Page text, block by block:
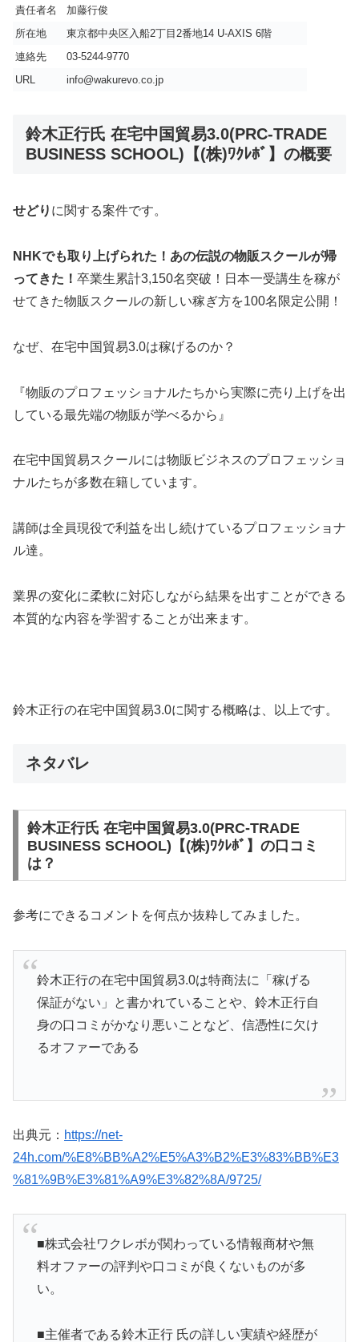
責任者名
加藤行俊
所在地
東京都中央区入船2丁目2番地14 U-AXIS 6階
連絡先
03-5244-9770
URL
info@wakurevo.co.jp
鈴木正行氏 在宅中国貿易3.0(PRC-TRADE
BUSINESS SCHOOL)【(株)ﾜｸﾚﾎﾞ】の概要
せどり に関する案件です。
NHKでも取り上げられた！あの伝説の物販スクールが帰
ってきた！ 卒業生累計3,150名突破！日本一受講生を稼が
せてきた物販スクールの新しい稼ぎ方を100名限定公開！
なぜ、在宅中国貿易3.0は稼げるのか？
『物販のプロフェッショナルたちから実際に売り上げを出
している最先端の物販が学べるから』
在宅中国貿易スクールには物販ビジネスのプロフェッショ
ナルたちが多数在籍しています。
講師は全員現役で利益を出し続けているプロフェッショナ
ル達。
業界の変化に柔軟に対応しながら結果を出すことができる
本質的な内容を学習することが出来ます。
鈴木正行の在宅中国貿易3.0に関する概略は、以上です。
ネタバレ
鈴木正行氏 在宅中国貿易3.0(PRC-TRADE
BUSINESS SCHOOL)【(株)ﾜｸﾚﾎﾞ】の口コミ
は？
参考にできるコメントを何点か抜粋してみました。
鈴木正行の在宅中国貿易3.0は特商法に「稼げる
保証がない」と書かれていることや、鈴木正行自
身の口コミがかなり悪いことなど、信憑性に欠け
るオファーである
出典元： https://net-
24h.com/%E8%BB%A2%E5%A3%B2%E3%83%BB%E3
%81%9B%E3%81%A9%E3%82%8A/9725/
■株式会社ワクレボが関わっている情報商材や無
料オファーの評判や口コミが良くないものが多
い。
■主催者である鈴木正行 氏の詳しい実績や経歴が